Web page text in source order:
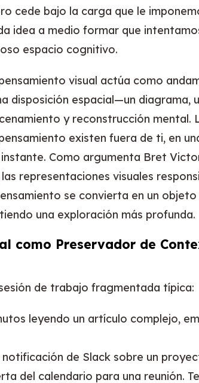
cede bajo la carga que le
idea a medio formar que
espacio cognitivo.
visual actúa como
disposición espacial—un diagrama,
y reconstrucción mental.
existen fuera de ti, en
Como argumenta Bret
representaciones visuales
se convierta en un
una exploración más profunda.
como Preservador de
de trabajo fragmentada típica:
leyendo un artículo complejo,
de Slack sobre un
del calendario para una reunión.